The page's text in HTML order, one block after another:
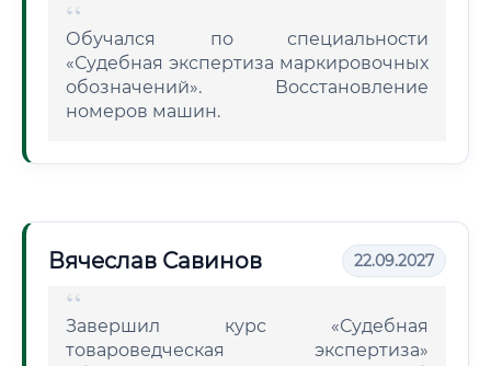
Обучался по специальности
«Судебная экспертиза маркировочных
обозначений». Восстановление
номеров машин.
Вячеслав Савинов 22.09.2027
Завершил курс «Судебная
товароведческая экспертиза»